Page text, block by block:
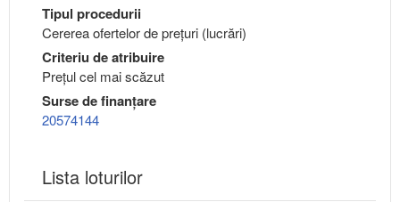
Tipul procedurii
Cererea ofertelor de prețuri (lucrări)
Criteriu de atribuire
Preţul cel mai scăzut
Surse de finanțare
20574144
Lista loturilor